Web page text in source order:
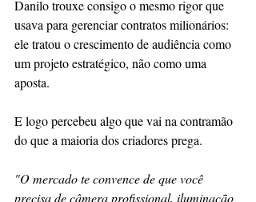
Danilo trouxe consigo o mesmo rigor que
usava para gerenciar contratos milionários:
ele tratou o crescimento de audiência como
um projeto estratégico, não como uma
aposta.
E logo percebeu algo que vai na contramão
do que a maioria dos criadores prega.
"O mercado te convence de que você
precisa de câmera profissional, iluminação